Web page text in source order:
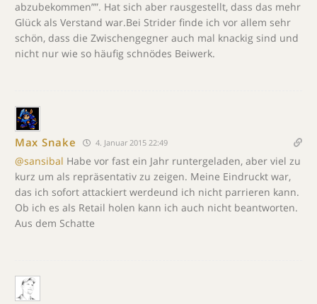
abzubekommen””. Hat sich aber rausgestellt, dass das mehr
Glück als Verstand war.Bei Strider finde ich vor allem sehr
schön, dass die Zwischengegner auch mal knackig sind und
nicht nur wie so häufig schnödes Beiwerk.
Max Snake 4. Januar 2015 22:49
@sansibal Habe vor fast ein Jahr runtergeladen, aber viel zu
kurz um als repräsentativ zu zeigen. Meine Eindruckt war,
das ich sofort attackiert werdeund ich nicht parrieren kann.
Ob ich es als Retail holen kann ich auch nicht beantworten.
Aus dem Schatte